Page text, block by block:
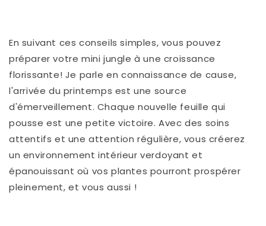
En suivant ces conseils simples, vous pouvez
préparer votre mini jungle à une croissance
florissante! Je parle en connaissance de cause,
l'arrivée du printemps est une source
d'émerveillement. Chaque nouvelle feuille qui
pousse est une petite victoire. Avec des soins
attentifs et une attention régulière, vous créerez
un environnement intérieur verdoyant et
épanouissant où vos plantes pourront prospérer
pleinement, et vous aussi !